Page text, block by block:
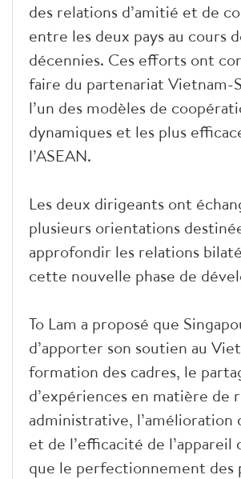
des relations d’amitié et de
entre les deux pays au cours
décennies. Ces efforts ont
faire du partenariat Vietnam-
l’un des modèles de
dynamiques et les plus
l’ASEAN.
Les deux dirigeants ont
plusieurs orientations
approfondir les relations
cette nouvelle phase de
To Lam a proposé que
d’apporter son soutien au
formation des cadres, le
d’expériences en matière de
administrative, l’amélioration
et de l’efficacité de l’appareil
que le perfectionnement des